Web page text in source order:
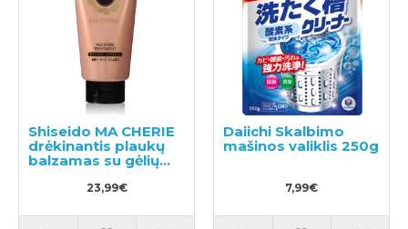
Shiseido MA CHERIE
drėkinantis plaukų
balzamas su gėlių
vaisių kvapu 180g
23,99€
Daiichi Skalbimo
mašinos valiklis 250g
7,99€